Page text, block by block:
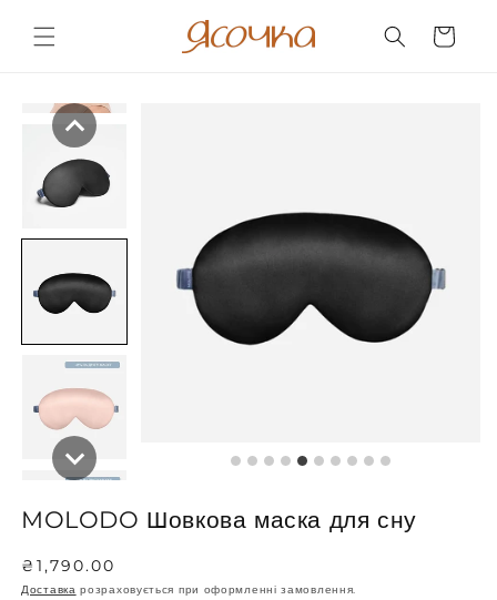
content
Cart
MOLODO Шовкова маска для сну
Regular
price
₴1,790.00
Доставка розраховується при оформленні замовлення.